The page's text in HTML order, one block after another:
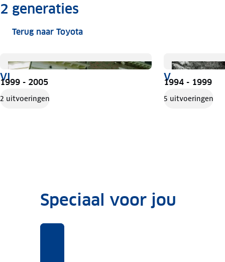
2 generaties
Terug naar Toyota
VI
1999 - 2005
2 uitvoeringen
V
1994 - 1999
5 uitvoeringen
Speciaal voor jou